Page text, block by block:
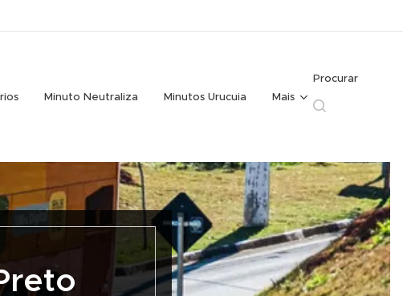
Minuto Neutraliza Minutos Urucuia Mais
Procurar